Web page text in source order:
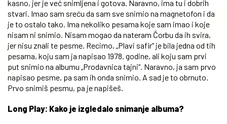
kasno, jer je već snimljena i gotova. Naravno, ima tu i dobrih
stvari. Imao sam sreću da sam sve snimio na magnetofon i da
je to ostalo tako. Ima nekoliko pesama koje sam imao i koje
nisam ni snimio. Nisam mogao da nateram Čorbu da ih svira,
jer nisu znali te pesme. Recimo, „Plavi safir“ je bila jedna od tih
pesama, koju sam ja napisao 1978. godine, ali koju sam prvi
put snimio na albumu „Prodavnica tajni“. Naravno, ja sam prvo
napisao pesme, pa sam ih onda snimio. A sad je to obrnuto.
Prvo snimiš pesmu, pa je napišeš.
Long Play: Kako je izgledalo snimanje albuma?